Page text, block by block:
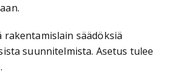
rakentamislain säädöksiä
suunnitelmista. Asetus tulee